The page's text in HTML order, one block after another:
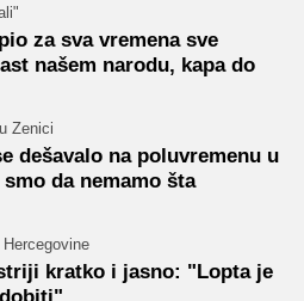
za sva vremena sve
našem narodu, kapa do
Zenici
dešavalo na poluvremenu u
da nemamo šta
kratko i jasno: "Lopta je